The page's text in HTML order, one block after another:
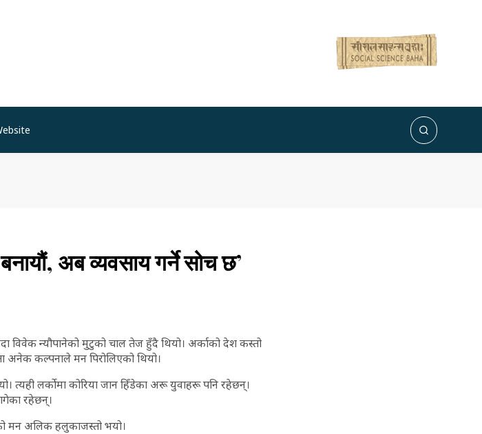
अब व्यवसाय गर्ने सोच छ’
विवेक न्यौपानेको मुटुको चाल तेज हुँदै थियो। अर्काको देश कस्तो
अनेक कल्पनाले मन पिरोलिएको थियो।
त्यही लर्कोमा कोरिया जान हिँडेका अरू युवाहरू पनि रहेछन्।
रहेछन्।
मन अलिक हलुकाजस्तो भयो।